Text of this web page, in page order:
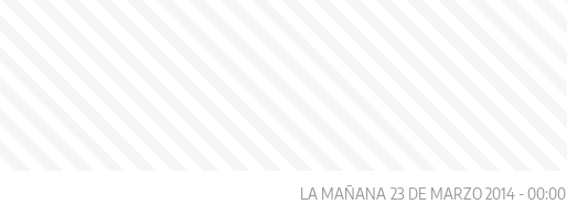
LA MAÑANA 23 DE MARZO 2014 - 00:00